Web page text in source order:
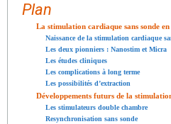
Plan
La stimulation cardiaque sans sonde en
Naissance de la stimulation cardiaque
Les deux pionniers : Nanostim et Micra
Les études cliniques
Les complications à long terme
Les possibilités d’extraction
Développements futurs de la
Les stimulateurs double chambre
Resynchronisation sans sonde